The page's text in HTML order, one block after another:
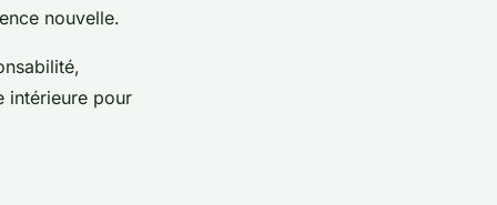
nouvelle.
intérieure pour